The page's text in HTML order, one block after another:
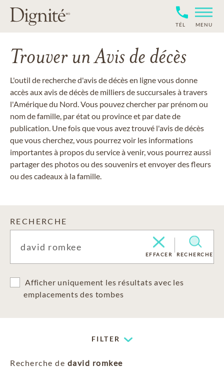
TÉL MENU
Trouver un Avis de décès
L'outil de recherche d'avis de décès en ligne vous donne
accès aux avis de décès de milliers de succursales à travers
l'Amérique du Nord. Vous pouvez chercher par prénom ou
nom de famille, par état ou province et par date de
publication. Une fois que vous avez trouvé l'avis de décès
que vous cherchez, vous pourrez voir les informations
importantes à propos du service à venir, vous pourrez aussi
partager des photos ou des souvenirs et envoyer des fleurs
ou des cadeaux à la famille.
RECHERCHE
EFFACER RECHERCHE
Afficher uniquement les résultats avec les
emplacements des tombes
FILTER
Recherche de david romkee